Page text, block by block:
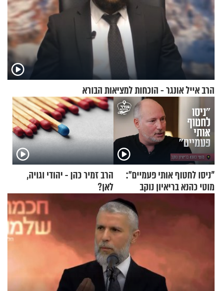
הרב אייל אונגר - הוכחות למציאות הבורא
"ניסו לחטוף אותי פעמיים":
מוטי כהנא בריאיון נוקב
הרב זמיר כהן - יהודי וגויה,
לאן?